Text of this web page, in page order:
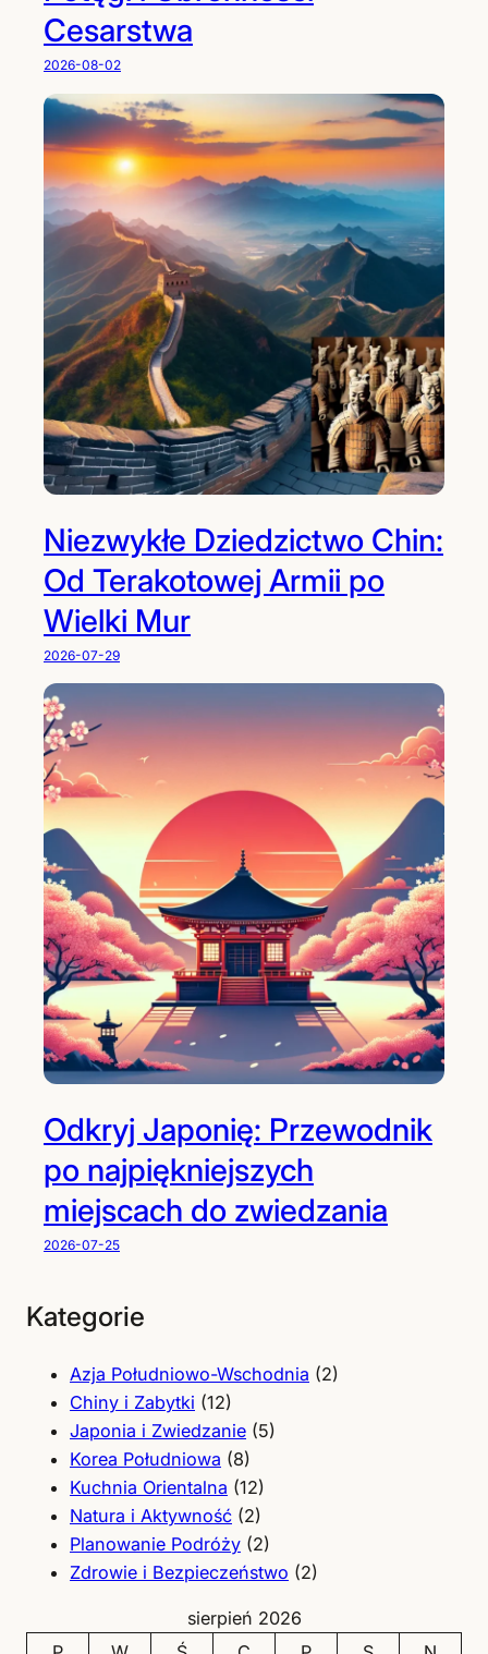
Cesarstwa
2026-08-02
Niezwykłe Dziedzictwo Chin:
Od Terakotowej Armii po
Wielki Mur
2026-07-29
Odkryj Japonię: Przewodnik
po najpiękniejszych
miejscach do zwiedzania
2026-07-25
Kategorie
Azja Południowo-Wschodnia (2)
Chiny i Zabytki (12)
Japonia i Zwiedzanie (5)
Korea Południowa (8)
Kuchnia Orientalna (12)
Natura i Aktywność (2)
Planowanie Podróży (2)
Zdrowie i Bezpieczeństwo (2)
sierpień 2026